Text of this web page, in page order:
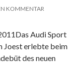
KOMMENTAR
Das Audi Sport
Joest erlebte beim
des neuen